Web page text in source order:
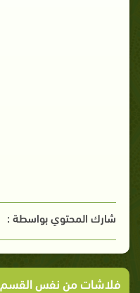
شارك المحتوي بواسطة :
فلاشات من نفس القسم